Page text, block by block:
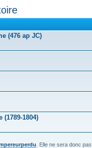
(476 ap JC)
1804)
. Elle ne sera donc